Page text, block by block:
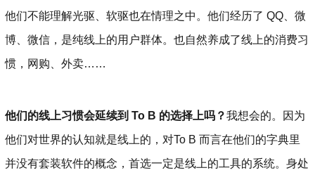
他们不能理解光驱、软驱也在情理之中。他们经历了 QQ、微
博、微信，是纯线上的用户群体。也自然养成了线上的消费习
惯，网购、外卖……
他们的线上习惯会延续到 To B 的选择上吗？我想会的。因为
他们对世界的认知就是线上的，对To B 而言在他们的字典里
并没有套装软件的概念，首选一定是线上的工具的系统。身处